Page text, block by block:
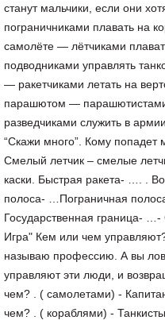
станут мальчики, если они
пограничниками плавать на
самолёте — лётчиками
подводниками управлять
— ракетчиками летать на
парашютом —
разведчиками служить в
“Скажи много”. Кому попадет
Смелый летчик – смелые
каски. Быстрая ракета- …. .
полоса- …Пограничная
Государственная граница-
Игра" Кем или чем
называю профессию. А вы
управляют эти люди, и
чем? . ( самолетами) -
чем? . ( кораблями) -